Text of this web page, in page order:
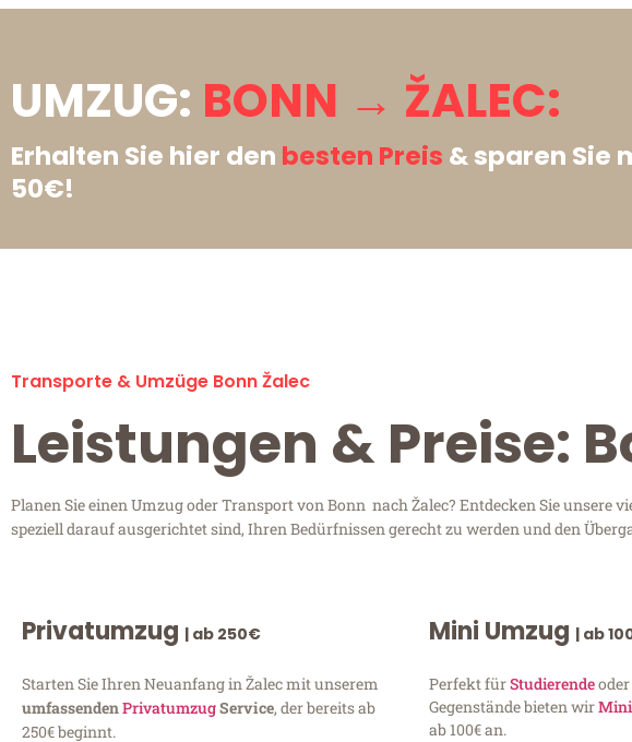
UMZUG: BONN → ŽALEC:
Erhalten Sie hier den besten Preis & sparen Sie
50€!
Transporte & Umzüge Bonn Žalec
Leistungen & Preise:
Planen Sie einen Umzug oder Transport von Bonn nach Žalec? Entdecken Sie
speziell darauf ausgerichtet sind, Ihren Bedürfnissen gerecht zu werden und den
Privatumzug | ab 250€
Starten Sie Ihren Neuanfang in Žalec mit unserem
umfassendenPrivatumzugService, der bereits ab
250€ beginnt.
Mini Umzug | ab
Perfekt fürStudierende
Gegenstände bieten wir
ab 100€ an.